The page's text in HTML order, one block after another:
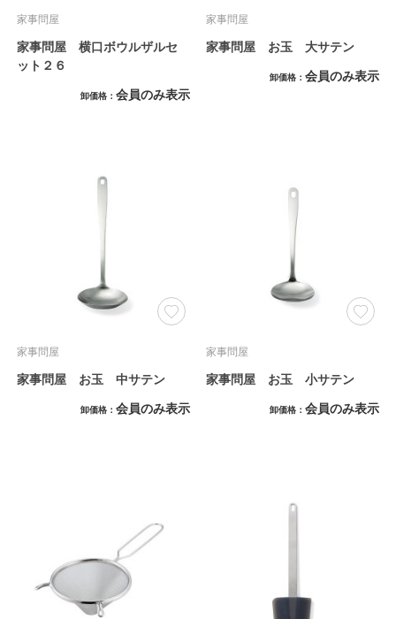
家事問屋
家事問屋 横口ボウルザルセ
ット２６
卸価格 会員のみ表示
家事問屋
家事問屋 お玉 大サテン
卸価格 会員のみ表示
家事問屋
家事問屋 お玉 中サテン
卸価格 会員のみ表示
家事問屋
家事問屋 お玉 小サテン
卸価格 会員のみ表示